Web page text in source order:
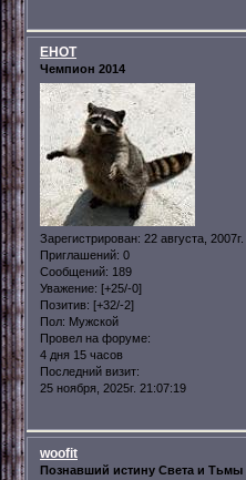
EHOT
Чемпион 2014
Зарегистрирован: 22 августа, 2007г.
Приглашений: 0
Сообщений: 189
Уважение: [+25/-0]
Позитив: [+32/-2]
Пол: Мужской
Провел на форуме:
4 дня 15 часов
Последний визит:
25 ноября, 2025г. 21:07:19
woofit
Познавший истину Света и Тьмы